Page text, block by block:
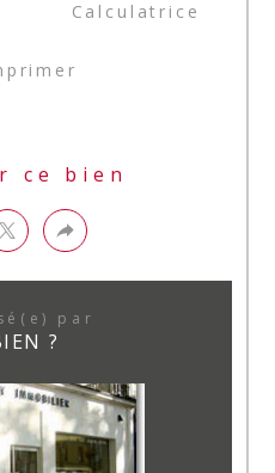
Calculatrice
ce bien
par
?